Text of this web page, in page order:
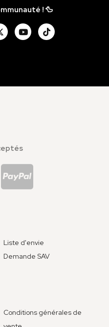
! 🦆
Liste d'envie
Demande SAV
Conditions générales de